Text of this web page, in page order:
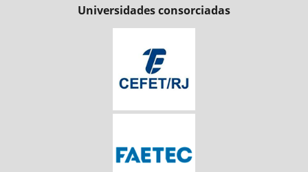
Universidades consorciadas